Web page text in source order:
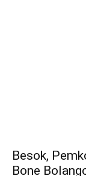
Besok,
Bone